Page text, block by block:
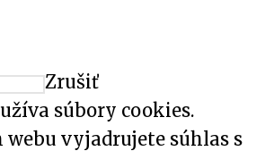
Zrušiť
súbory cookies.
vyjadrujete súhlas s